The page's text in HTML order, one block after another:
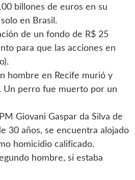
billones de euros en su
en Brasil.
de un fondo de R$ 25
para que las acciones en
hombre en Recife murió y
Un perro fue muerto por un
Giovani Gaspar da Silva de
30 años, se encuentra alojado
homicidio calificado.
hombre, si estaba